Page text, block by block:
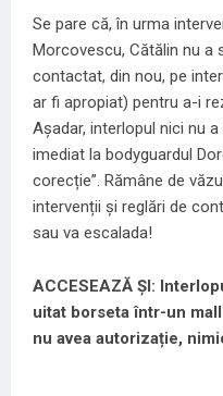
Se pare că, în urma
Morcovescu, Cătălin nu a
contactat, din nou, pe
ar fi apropiat) pentru a-i
Așadar, interlopul nici nu
imediat la bodyguardul
corecție”. Rămâne de
intervenții și reglări de
sau va escalada!
ACCESEAZĂ ȘI:
uitat borseta într-un
nu avea autorizație,